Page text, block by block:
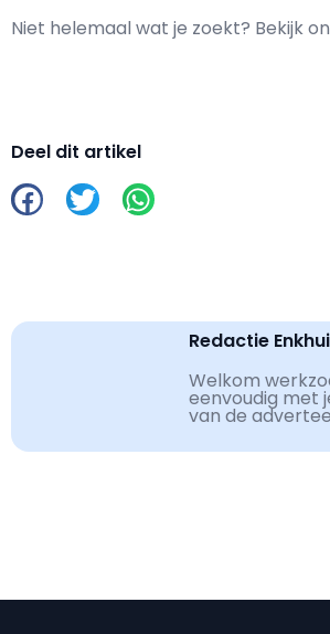
Niet helemaal wat je zoekt? Bekijk
Deel dit artikel
Redactie
Welkom
eenvoudig met
van de